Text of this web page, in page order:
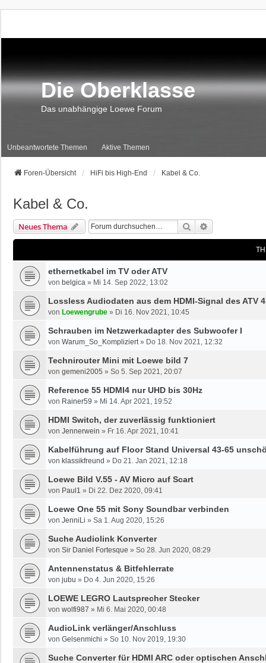
Die Oberklasse
Das unabhängige Loewe Forum
Unbeantwortete Themen Aktive Themen
Foren-Übersicht HiFi bis High-End Kabel & Co.
Kabel & Co.
Neues Thema Suche
ethernetkabel im TV oder ATV
von belgica » Mi 14. Sep 2022, 13:02
Lossless Audiodaten aus dem HDMI-Signal des ATV
von Loewengrube » Di 16. Nov 2021, 10:45
Schrauben im Netzwerkadapter des Subwoofer I
von Warum_So_Kompliziert» Do 18. Nov 2021, 12:32
Technirouter Mini mit Loewe bild 7
von gemeni2005 » So 5. Sep 2021, 20:07
Reference 55 HDMI4 nur UHD bis 30Hz
von Rainer59 » Mi 14. Apr 2021, 19:52
HDMI Switch, der zuverlässig funktioniert
von Jennerwein » Fr 16. Apr 2021, 10:41
Kabelführung auf Floor Stand Universal 43-65
von klassikfreund » Do 21. Jan 2021, 12:18
Loewe Bild V.55 - AV Micro auf Scart
von Paul1 » Di 22. Dez 2020, 09:41
Loewe One 55 mit Sony Soundbar verbinden
von JenniLi » Sa 1. Aug 2020, 15:26
Suche Audiolink Konverter
von Sir Daniel Fortesque » So 28. Jun 2020, 08:29
Antennenstatus & Bitfehlerrate
von jubu » Do 4. Jun 2020, 15:26
LOEWE LEGRO Lautsprecher Stecker
von wolfi987 » Mi 6. Mai 2020, 00:48
AudioLink verlänger/Anschluss
von Gelsenmichi » So 10. Nov 2019, 19:30
Suche Converter für HDMI ARC oder optischen